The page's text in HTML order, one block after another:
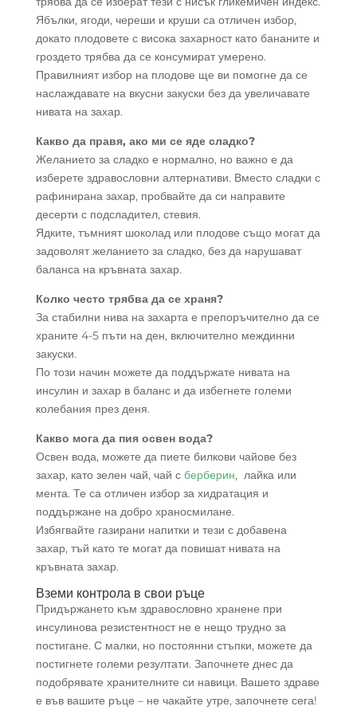
Ябълки, ягоди, череши и круши са отличен избор,
докато плодовете с висока захарност като бананите и
гроздето трябва да се консумират умерено.
Правилният избор на плодове ще ви помогне да се
наслаждавате на вкусни закуски без да увеличавате
нивата на захар.
Какво да правя, ако ми се яде сладко?
Желанието за сладко е нормално, но важно е да
изберете здравословни алтернативи. Вместо сладки с
рафинирана захар, пробвайте да си направите
десерти с подсладител, стевия.
Ядките, тъмният шоколад или плодове също могат да
задоволят желанието за сладко, без да нарушават
баланса на кръвната захар.
Колко често трябва да се храня?
За стабилни нива на захарта е препоръчително да се
храните 4-5 пъти на ден, включително междинни
закуски.
По този начин можете да поддържате нивата на
инсулин и захар в баланс и да избегнете големи
колебания през деня.
Какво мога да пия освен вода?
Освен вода, можете да пиете билкови чайове без
захар, като зелен чай, чай с берберин, лайка или
мента. Те са отличен избор за хидратация и
поддържане на добро храносмилане.
Избягвайте газирани напитки и тези с добавена
захар, тъй като те могат да повишат нивата на
кръвната захар.
Вземи контрола в свои ръце
Придържането към здравословно хранене при
инсулинова резистентност не е нещо трудно за
постигане. С малки, но постоянни стъпки, можете да
постигнете големи резултати. Започнете днес да
подобрявате хранителните си навици. Вашето здраве
е във вашите ръце – не чакайте утре, започнете сега!